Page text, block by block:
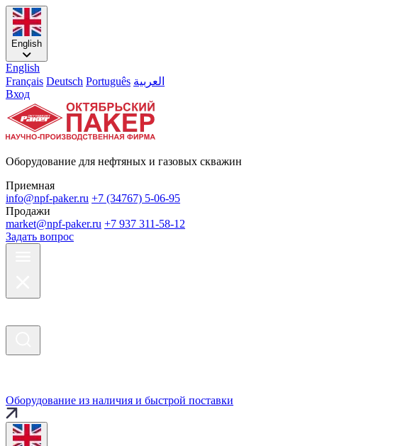
English
English
Français Deutsch Português العربية
Вход
Оборудование для нефтяных и газовых скважин
Приемная
info@npf-paker.ru +7 (34767) 5-06-95
Продажи
market@npf-paker.ru +7 937 311-58-12
Задать вопрос
Оборудование из наличия и быстрой поставки